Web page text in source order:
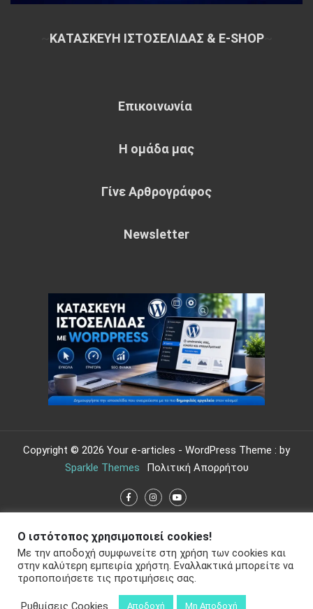
ΚΑΤΑΣΚΕΥΗ ΙΣΤΟΣΕΛΙΔΑΣ & E-SHOP~
Επικοινωνία
Η ομάδα μας
Γίνε Αρθρογράφος
Newsletter
Copyright © 2026 Your e-articles - WordPress Theme : by
Sparkle Themes
Πολιτική Απορρήτου
Ο ιστότοπος χρησιμοποιεί cookies!
Με την αποδοχή συμφωνείτε στη χρήση των cookies και
στην καλύτερη εμπειρία χρήστη. Εναλλακτικά μπορείτε να
τροποποιήσετε τις προτιμήσεις σας.
Ρυθμίσεις Cookies Αποδοχή Μη Αποδοχή